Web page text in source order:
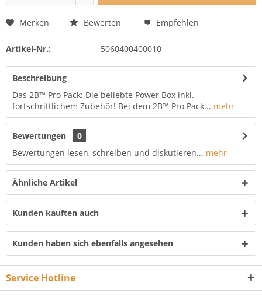
Merken Bewerten Empfehlen
Artikel-Nr.: 5060400400010
Beschreibung
Das 2B™ Pro Pack: Die beliebte Power Box inkl.
fortschrittlichem Zubehör! Bei dem 2B™ Pro Pack... mehr
Bewertungen
0
Bewertungen lesen, schreiben und diskutieren... mehr
Ähnliche Artikel
Kunden kauften auch
Kunden haben sich ebenfalls angesehen
Service Hotline